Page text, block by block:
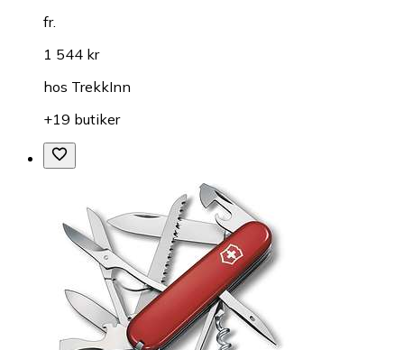
fr.
1 544 kr
hos TrekkInn
+19 butiker